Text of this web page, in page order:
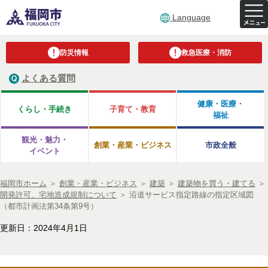
Language
防災情報 救急医療・消防
よくある質問
くらし・手続き 子育て・教育
健康・医療・
福祉
観光・魅力・
イベント
創業・産業・ビジネス 市政全般
福岡市ホーム ＞ 創業・産業・ビジネス ＞ 建築 ＞ 建築物を買う・建てる ＞
開発許可、宅地造成規制について ＞ 沿道サービス指定路線の指定区域図
（都市計画法第34条第9号）
更新日：2024年4月1日